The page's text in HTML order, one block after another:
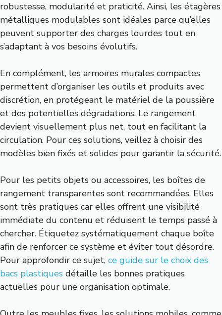
robustesse, modularité et praticité. Ainsi, les étagères
métalliques modulables sont idéales parce qu’elles
peuvent supporter des charges lourdes tout en
s’adaptant à vos besoins évolutifs.
En complément, les armoires murales compactes
permettent d’organiser les outils et produits avec
discrétion, en protégeant le matériel de la poussière
et des potentielles dégradations. Le rangement
devient visuellement plus net, tout en facilitant la
circulation. Pour ces solutions, veillez à choisir des
modèles bien fixés et solides pour garantir la sécurité.
Pour les petits objets ou accessoires, les boîtes de
rangement transparentes sont recommandées. Elles
sont très pratiques car elles offrent une visibilité
immédiate du contenu et réduisent le temps passé à
chercher. Étiquetez systématiquement chaque boîte
afin de renforcer ce système et éviter tout désordre.
Pour approfondir ce sujet, ce guide sur le choix des
bacs plastiques détaille les bonnes pratiques
actuelles pour une organisation optimale.